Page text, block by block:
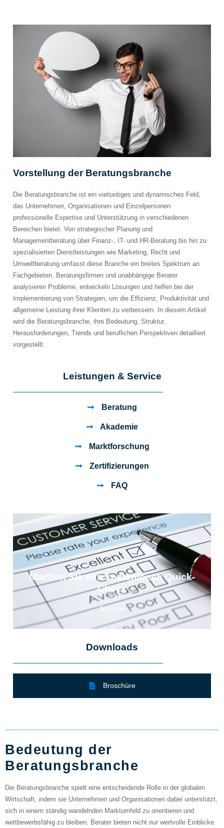
Leistungen & Service
Beratung
Akademie
Marktforschung
Zertifizierungen
FAQ
Machen Sie den kostenlosen Quick-
Check
Start
Downloads
Broschüre
Vorstellung der Beratungsbranche
Die Beratungsbranche ist ein vielseitiges und dynamisches Feld,
das Unternehmen, Organisationen und Einzelpersonen
professionelle Expertise und Unterstützung in verschiedenen
Bereichen bietet. Von strategischer Planung und
Managementberatung über Finanz-, IT- und HR-Beratung bis hin zu
spezialisierten Dienstleistungen wie Marketing, Recht und
Umweltberatung umfasst diese Branche ein breites Spektrum an
Fachgebieten. Beratungsfirmen und unabhängige Berater
analysieren Probleme, entwickeln Lösungen und helfen bei der
Implementierung von Strategien, um die Effizienz, Produktivität und
allgemeine Leistung ihrer Klienten zu verbessern. In diesem Artikel
wird die Beratungsbranche, ihre Bedeutung, Struktur,
Herausforderungen, Trends und beruflichen Perspektiven detailliert
vorgestellt.
Bedeutung der
Beratungsbranche
Die Beratungsbranche spielt eine entscheidende Rolle in der globalen
Wirtschaft, indem sie Unternehmen und Organisationen dabei unterstützt,
sich in einem ständig wandelnden Marktumfeld zu orientieren und
wettbewerbsfähig zu bleiben. Berater bieten nicht nur wertvolle Einblicke